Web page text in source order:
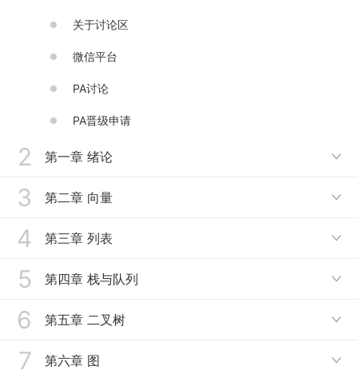
关于讨论区
微信平台
PA讨论
PA晋级申请
2 第一章 绪论 
A. 计算
D. 复杂度分析
E. 迭代与递归
F. 动态规划
3 第二章 向量 
A. 抽象数据类型
D1. 有序向量：唯一化
D2. 有序向量：二分查找（A）
4 第三章 列表 
A. 循位置访问
D. 有序列表
5 第四章 栈与队列 
A. 栈ADT及实现
6 第五章 二叉树 
A. 树
7 第六章 图 